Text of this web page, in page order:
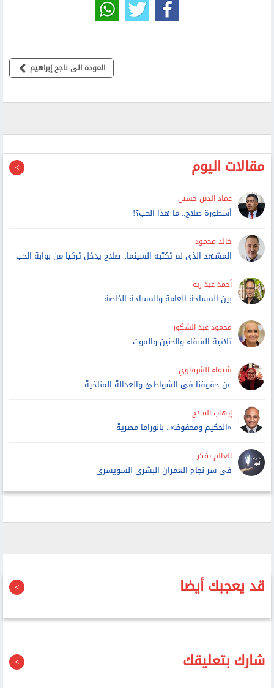
العودة الى ناجح إبراهيم
مقالات اليوم
عماد الدين حسين
أسطورة صلاح.. ما هذا الحب؟!
خالد محمود
المشهد الذى لم تكتبه السينما.. صلاح يدخل تركيا من بوابة الحب
أحمد عبد ربه
بين المساحة العامة والمساحة الخاصة
محمود عبد الشكور
ثلاثية الشقاء والحنين والموت
شيماء الشرقاوي
عن حقوقنا فى الشواطئ والعدالة المناخية
إيهاب الملاح
«الحكيم ومحفوظ».. بانوراما مصرية
العالم يفكر
فى سر نجاح العمران البشرى السويسرى
قد يعجبك أيضا
شارك بتعليقك